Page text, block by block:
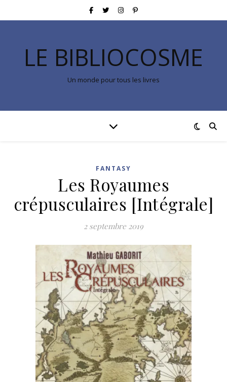
LE BIBLIOCOSME
Un monde pour tous les livres
FANTASY
Les Royaumes
crépusculaires [Intégrale]
2 septembre 2019